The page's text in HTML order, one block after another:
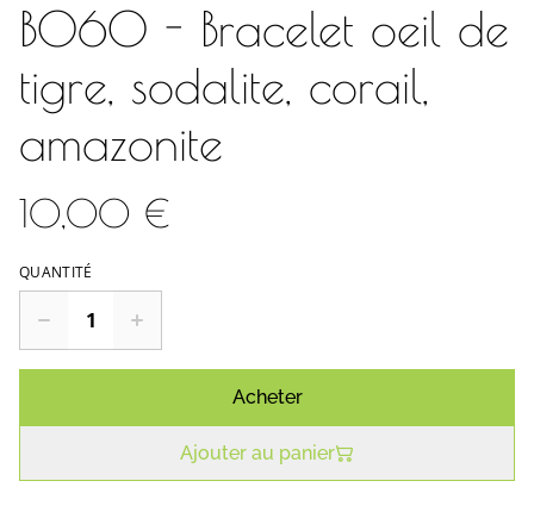
B060 - Bracelet oeil de
tigre, sodalite, corail,
amazonite
10,00 €
QUANTITÉ
Acheter
Ajouter au panier